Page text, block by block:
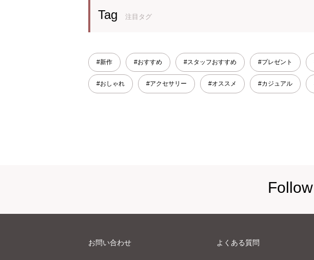
Tag 注目タグ
#新作 #おすすめ #スタッフおすすめ #プレゼント
#おしゃれ #アクセサリー #オススメ #カジュアル
お問い合わせ よくある質問